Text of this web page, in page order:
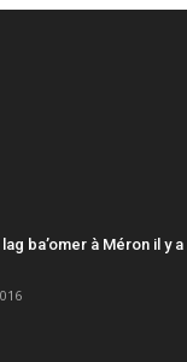
lag ba’omer à Méron il y a